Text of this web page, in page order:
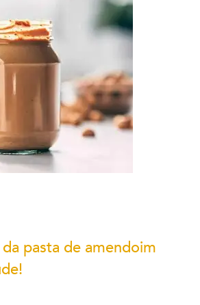
pasta de amendoim